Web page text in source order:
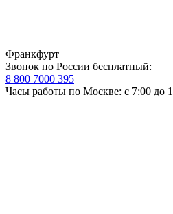
Франкфурт
Звонок по России бесплатный:
8 800 7000 395
Часы работы по Москве: с 7:00 до